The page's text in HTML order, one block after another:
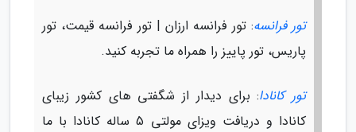
تور فرانسه: تور فرانسه ارزان | تور فرانسه قیمت، تور
پاریس، تور پاییز را همراه ما تجربه کنید.
تور کانادا: برای دیدار از شگفتی های کشور زیبای
کانادا و دریافت ویزای مولتی 5 ساله کانادا با ما